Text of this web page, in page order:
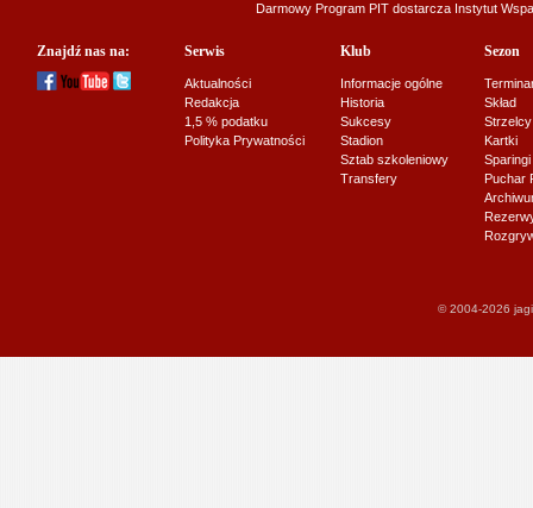
Darmowy Program PIT dostarcza Instytut
Znajdź nas na: Serwis
Aktualności
Redakcja
1,5 % podatku
Polityka Prywatności
Klub
Informacje ogólne
Historia
Sukcesy
Stadion
Sztab szkoleniowy
Transfery
Sezon
Skład
Strzelcy
Kartki
Sparingi
Puchar
© 2004-2026